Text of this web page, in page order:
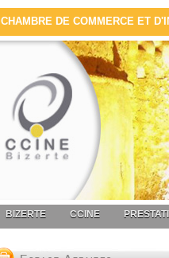
CHAMBRE DE COMMERCE ET
BIZERTE CCINE